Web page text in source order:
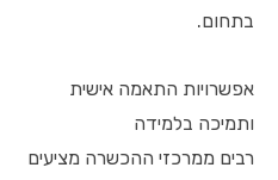
בתחום.
אפשרויות התאמה אישית
ותמיכה בלמידה
רבים ממרכזי ההכשרה מציעים